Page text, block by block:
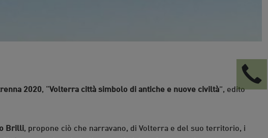
2020, “Volterra città simbolo di antiche e nuove civiltà”, edito
Brilli, propone ciò che narravano, di Volterra e del suo territorio, i